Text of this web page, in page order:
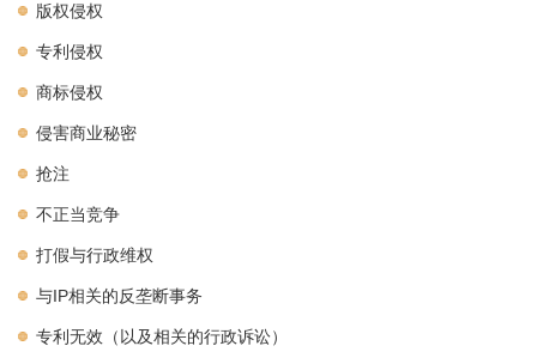
版权侵权
专利侵权
商标侵权
侵害商业秘密
抢注
不正当竞争
打假与行政维权
与IP相关的反垄断事务
专利无效（以及相关的行政诉讼）